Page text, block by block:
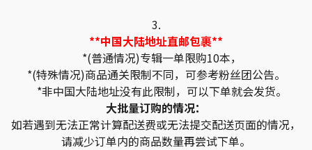
3.
**中国大陆地址直邮包裹**
*(普通情况)专辑一单限购10本，
*(特殊情况)商品通关限制不同，可参考粉丝团公告。
*非中国大陆地址没有此限制，可以下单就会发货。
大批量订购的情况：
如若遇到无法正常计算配送费或无法提交配送页面的情况，
请减少订单内的商品数量再尝试下单。